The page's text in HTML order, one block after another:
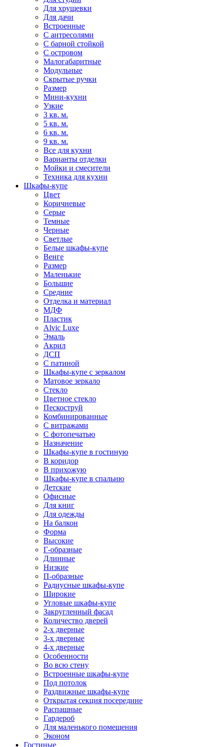
Для хрущевки
Для дачи
Встроенные
С антресолями
С барной стойкой
С островом
Малогабаритные
Модульные
Скрытые ручки
Размер
Мини-кухни
Узкие
3 кв. м.
5 кв. м.
6 кв. м.
9 кв. м.
Все для кухни
Варианты отделки
Мойки и смесители
Техника для кухни
Шкафы-купе
Цвет
Коричневые
Серые
Темные
Черные
Светлые
Белые шкафы-купе
Венге
Размер
Маленькие
Большие
Средние
Отделка и материал
МДФ
Пластик
Alvic Luxe
Эмаль
Акрил
ДСП
С патиной
Шкафы-купе с зеркалом
Матовое зеркало
Стекло
Цветное стекло
Пескоструй
Комбинированные
С витражами
С фотопечатью
Назначение
Шкафы-купе в гостиную
В коридор
В прихожую
Шкафы-купе в спальню
Детские
Офисные
Для книг
Для одежды
На балкон
Форма
Высокие
Г-образные
Длинные
Низкие
П-образные
Радиусные шкафы-купе
Широкие
Угловые шкафы-купе
Закругленный фасад
Количество дверей
2-х дверные
3-х дверные
4-х дверные
Особенности
Во всю стену
Встроенные шкафы-купе
Под потолок
Раздвижные шкафы-купе
Открытая секция посередине
Распашные
Гардероб
Для маленького помещения
Эконом
Гостиные